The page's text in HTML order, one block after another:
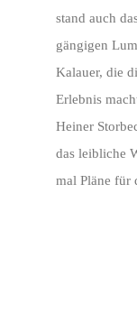
stand auch
gängigen
Kalauer, die
Erlebnis
Heiner
das leibliche
mal Pläne für